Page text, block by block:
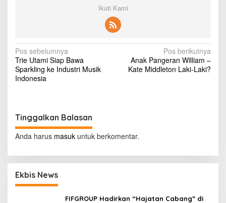
s
m
?
Ikuti Kami
N
a
v
a
s
i
p
o
Pos sebelumnya
Trie Utami Siap Bawa
Sparkling ke Industri Musik
Indonesia
Pos berikutnya
Anak Pangeran William –
Kate Middleton Laki-Laki?
Tinggalkan Balasan
Anda harus masuk untuk berkomentar.
Ekbis News
FIFGROUP Hadirkan “Hajatan Cabang” di